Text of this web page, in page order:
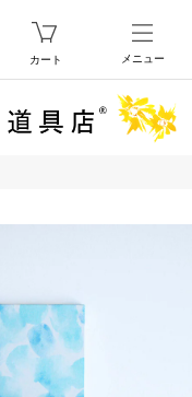
カート メニュー